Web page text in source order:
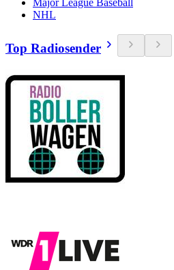
Major League Baseball
NHL
Top Radiosender